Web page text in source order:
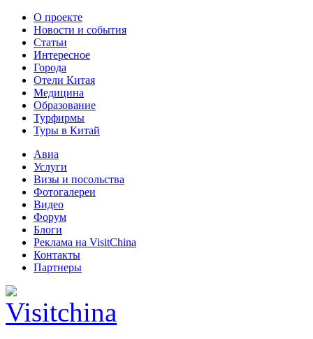
О проекте
Новости и события
Статьи
Интересное
Города
Отели Китая
Медицина
Образование
Турфирмы
Туры в Китай
Авиа
Услуги
Визы и посольства
Фотогалереи
Видео
Форум
Блоги
Реклама на VisitChina
Контакты
Партнеры